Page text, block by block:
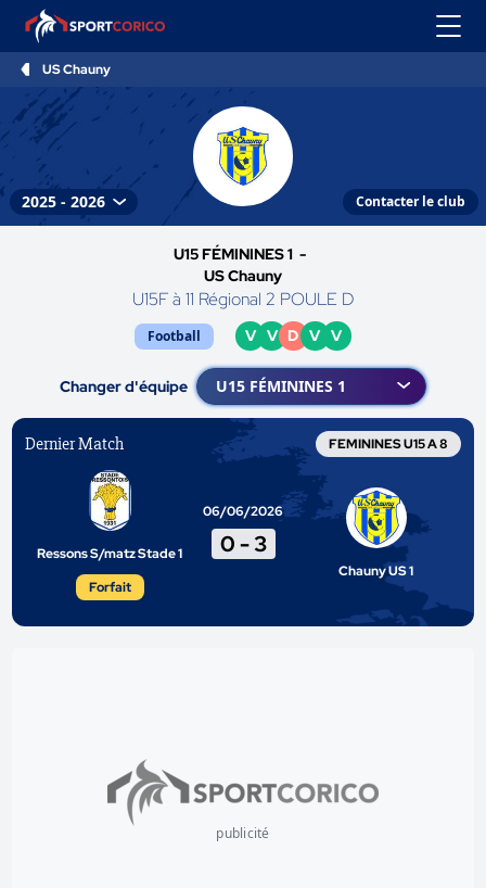
US Chauny
Contacter le club
U15 FÉMININES 1 -
US Chauny
U15F à 11 Régional 2 POULE D
Football V V D V V
Changer d'équipe
Dernier Match FEMININES U15 A 8
Ressons S/matz Stade 1
Forfait
06/06/2026
0- 3
Chauny US 1
publicité